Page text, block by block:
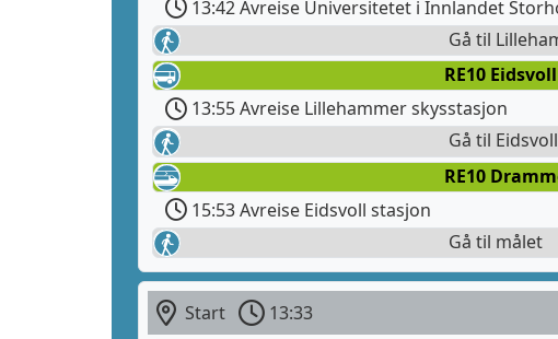
13:42 Avreise Universitetet i Innlandet
Gå til
RE10 Eidsvoll
13:55 Avreise Lillehammer skysstasjon
Gå til
RE10
15:53 Avreise Eidsvoll stasjon
Gå til målet
Start 13:33